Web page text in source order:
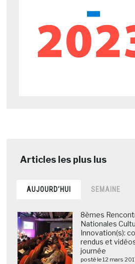
AUJOURD’HUI SEMAINE
8èmes
Nationales
Innovation(s):
rendus et
journée
posté le 12 mars